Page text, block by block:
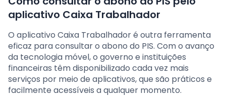
aplicativo Caixa Trabalhador
O aplicativo Caixa Trabalhador é outra ferramenta
eficaz para consultar o abono do PIS. Com o avanço
da tecnologia móvel, o governo e instituições
financeiras têm disponibilizado cada vez mais
serviços por meio de aplicativos, que são práticos e
facilmente acessíveis a qualquer momento.